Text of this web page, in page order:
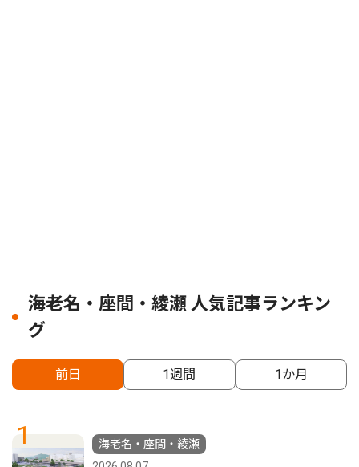
海老名・座間・綾瀬 人気記事ランキン
グ
前日 1週間 1か月
1
海老名・座間・綾瀬